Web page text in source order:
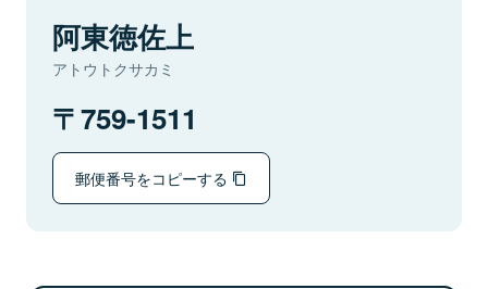
阿東徳佐上
アトウトクサカミ
759-1511
郵便番号をコピーする